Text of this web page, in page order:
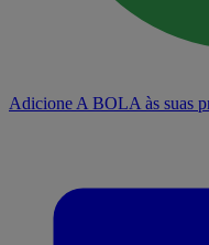
Adicione A BOLA às suas